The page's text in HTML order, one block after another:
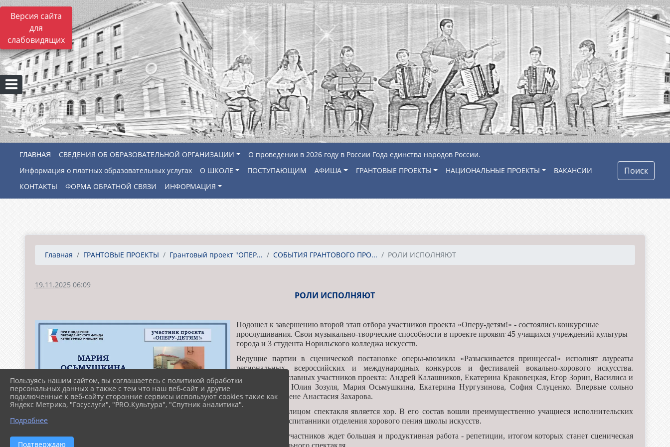
Версия сайта
для
слабовидящих
СВЕДЕНИЯ ОБ ОБРАЗОВАТЕЛЬНОЙ ОРГАНИЗАЦИИ
О проведении в 2026 году в России Года единства народов России.
Информация о платных образовательных услугах
О ШКОЛЕ ПОСТУПАЮЩИМ АФИША ГРАНТОВЫЕ ПРОЕКТЫ НАЦИОНАЛЬНЫЕ ПРОЕКТЫ
ВАКАНСИИ
КОНТАКТЫ
ФОРМА ОБРАТНОЙ СВЯЗИ ИНФОРМАЦИЯ
Поиск
Главная ГРАНТОВЫЕ ПРОЕКТЫ Грантовый проект "ОПЕР... СОБЫТИЯ ГРАНТОВОГО ПРО... РОЛИ ИСПОЛНЯЮТ
19.11.2025 06:09
РОЛИ ИСПОЛНЯЮТ
Подошел к завершению второй этап отбора участников проекта «Оперу-детям!» - состоялись конкурсные
прослушивания. Свои музыкально-творческие способности в проекте проявят 45 учащихся учреждений культуры
города и 3 студента Норильского колледжа искусств.
Ведущие партии в сценической постановке оперы-мюзикла «Разыскивается принцесса!» исполнят лауреаты
региональных, всероссийских и международных конкурсов и фестивалей вокально-хорового искусства.
Представляем главных участников проекта: Андрей Калашников, Екатерина Краковецкая, Егор Зорин, Василиса и
Павел Сирош, Юлия Зозуля, Мария Осьмушкина, Екатерина Нургузинова, София Слуценко. Впервые сольно
выступит на сцене Анастасия Захарова.
Действующим лицом спектакля является хор. В его состав вошли преимущественно учащиеся исполнительских
отделений и воспитанники отделения хорового пения школы искусств.
Впереди всех участников ждет большая и продуктивная работа - репетиции, итогом которых станет сценическая
версия музыкального спектакля.
Пользуясь нашим сайтом, вы соглашаетесь с политикой обработки
персональных данных а также с тем что наш веб-сайт и другие
подключенные к веб-сайту сторонние сервисы используют cookies такие как
Яндекс Метрика, "Госуслуги", "PRO.Культура", "Спутник аналитика".
Подробнее
Подтверждаю